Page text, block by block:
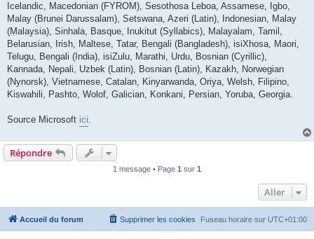
Icelandic, Macedonian (FYROM), Sesothosa Leboa, Assamese, Igbo,
Malay (Brunei Darussalam), Setswana, Azeri (Latin), Indonesian, Malay
(Malaysia), Sinhala, Basque, Inukitut (Syllabics), Malayalam, Tamil,
Belarusian, Irish, Maltese, Tatar, Bengali (Bangladesh), isiXhosa, Maori,
Telugu, Bengali (India), isiZulu, Marathi, Urdu, Bosnian (Cyrillic),
Kannada, Nepali, Uzbek (Latin), Bosnian (Latin), Kazakh, Norwegian
(Nynorsk), Vietnamese, Catalan, Kinyarwanda, Oriya, Welsh, Filipino,
Kiswahili, Pashto, Wolof, Galician, Konkani, Persian, Yoruba, Georgia.
Source Microsoft ici.
Répondre
1 message • Page 1 sur 1
Aller
Accueil du forum Fuseau horaire sur UTC+01:00
Supprimer les cookies